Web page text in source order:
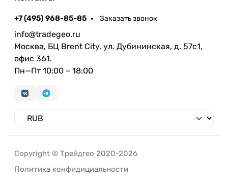
+7 (495) 968-85-85 Заказать звонок
info@tradegeo.ru
Москва, БЦ Brent City, ул. Дубининская, д. 57с1,
офис 361.
Пн—Пт 10:00 – 18:00
Copyright © Трейдгео 2020-2026
Политика конфидициальности